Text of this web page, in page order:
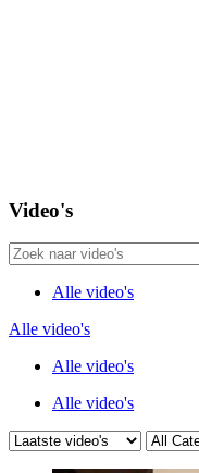
Video's
Alle video's
Alle video's
Alle video's
Alle video's